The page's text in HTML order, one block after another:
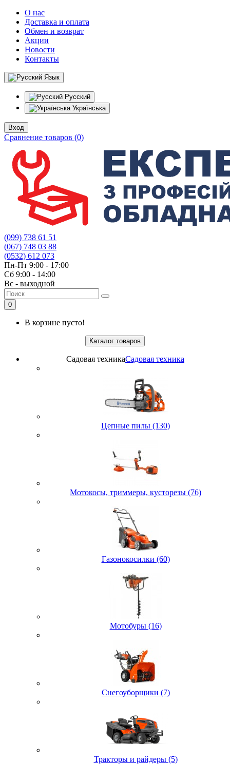
О нас
Доставка и оплата
Обмен и возврат
Акции
Новости
Контакты
Язык
Русский
Українська
Вход
Сравнение товаров (0)
(099) 738 61 51
(067) 748 03 88
(0532) 612 073
Пн-Пт 9:00 - 17:00
Сб 9:00 - 14:00
Вс - выходной
0
В корзине пусто!
Каталог товаров
Садовая техникаСадовая техника
Цепные пилы (130)
Мотокосы, триммеры, кусторезы (76)
Газонокосилки (60)
Мотобуры (16)
Снегоуборщики (7)
Тракторы и райдеры (5)